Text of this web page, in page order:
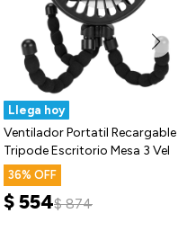
Llega hoy
Ventilador Portatil Recargable
Tripode Escritorio Mesa 3 Vel
36
$554$ 874